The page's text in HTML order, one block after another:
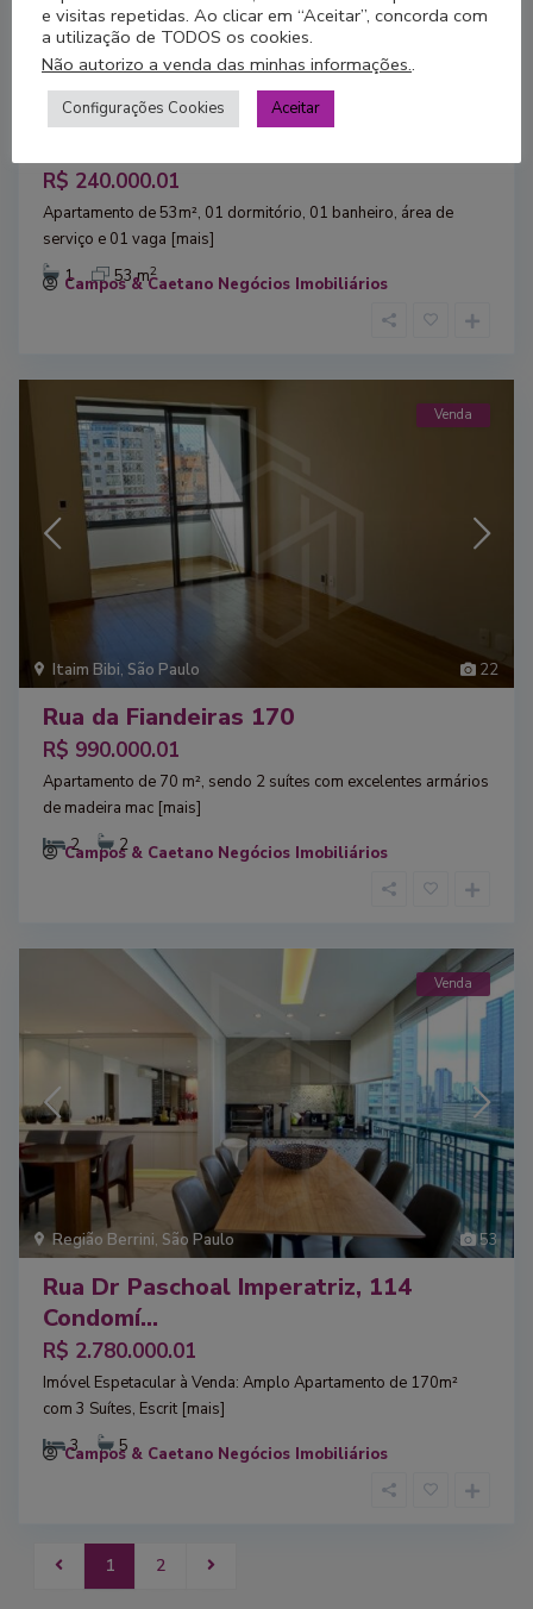
Chácara Flora,São Paulo
Avenida Washington Luís, 3509
R$ 240.000.01
Apartamento de 53m², 01 dormitório, 01 banheiro, área de
serviço e 01 vaga [mais]
1
53 m2
Campos & Caetano Negócios Imobiliários
22
Itaim Bibi, São Paulo
Venda
Rua da Fiandeiras 170
R$ 990.000.01
Apartamento de 70 m², sendo 2 suítes com excelentes armários
de madeira mac [mais]
2
2
Campos & Caetano Negócios Imobiliários
53
Região Berrini, São Paulo
Venda
Rua Dr Paschoal Imperatriz, 114
Condomí...
R$ 2.780.000.01
Imóvel Espetacular à Venda: Amplo Apartamento de 170m²
com 3 Suítes, Escrit [mais]
3
5
Campos & Caetano Negócios Imobiliários
1 2
e visitas repetidas. Ao clicar em “Aceitar”, concorda com
a utilização de TODOS os cookies.
Não autorizo a venda das minhas informações..
Configurações Cookies Aceitar